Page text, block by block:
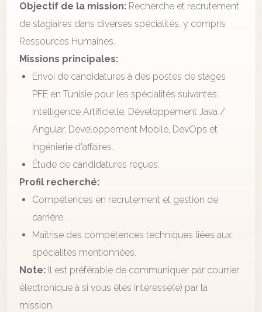
Objectif de la mission: Recherche et recrutement
de stagiaires dans diverses spécialités, y compris
Ressources Humaines.
Missions principales:
Envoi de candidatures à des postes de stages
PFE en Tunisie pour les spécialités suivantes:
Intelligence Artificielle, Développement Java /
Angular, Développement Mobile, DevOps et
Ingénierie d'affaires.
Étude de candidatures reçues.
Profil recherché:
Compétences en recrutement et gestion de
carrière.
Maîtrise des compétences techniques liées aux
spécialités mentionnées.
Note: Il est préférable de communiquer par courrier
électronique à si vous êtes intéressé(e) par la
mission.